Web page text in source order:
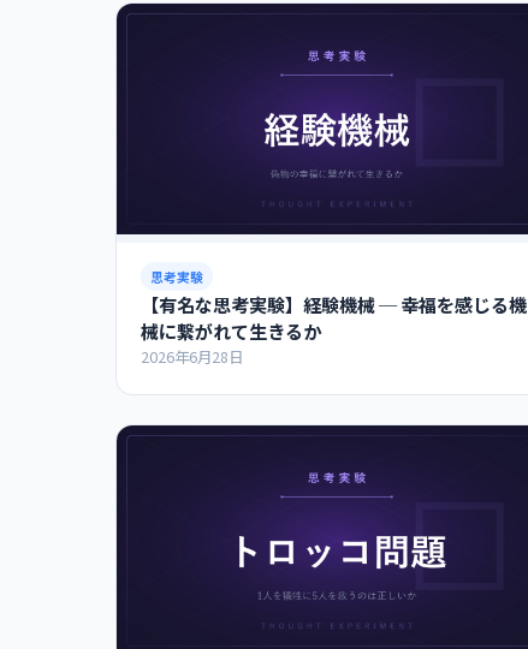
思考実験
【有名な思考実験】経験機械 ─ 幸福を感じる機
械に繋がれて生きるか
2026年6月28日